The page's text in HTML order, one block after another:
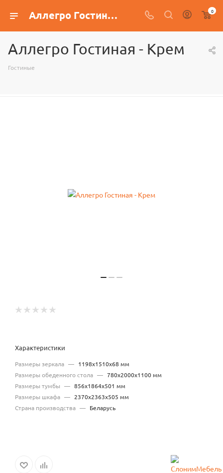
Аллегро Гостиная - Крем 0
Аллегро Гостиная - Крем
Гостиные
Характеристики
Размеры зеркала — 1198х1510х68 мм
Размеры обеденного стола — 780х2000х1100 мм
Размеры тумбы — 856х1864х501 мм
Размеры шкафа — 2370х2363х505 мм
Страна производства — Беларусь